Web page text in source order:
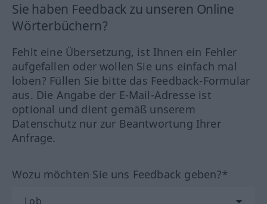
Sie haben Feedback zu unseren Online
Wörterbüchern?
Fehlt eine Übersetzung, ist Ihnen ein Fehler
aufgefallen oder wollen Sie uns einfach mal
loben? Füllen Sie bitte das Feedback-Formular
aus. Die Angabe der E-Mail-Adresse ist
optional und dient gemäß unserem
Datenschutz nur zur Beantwortung Ihrer
Anfrage.
Wozu möchten Sie uns Feedback geben?*